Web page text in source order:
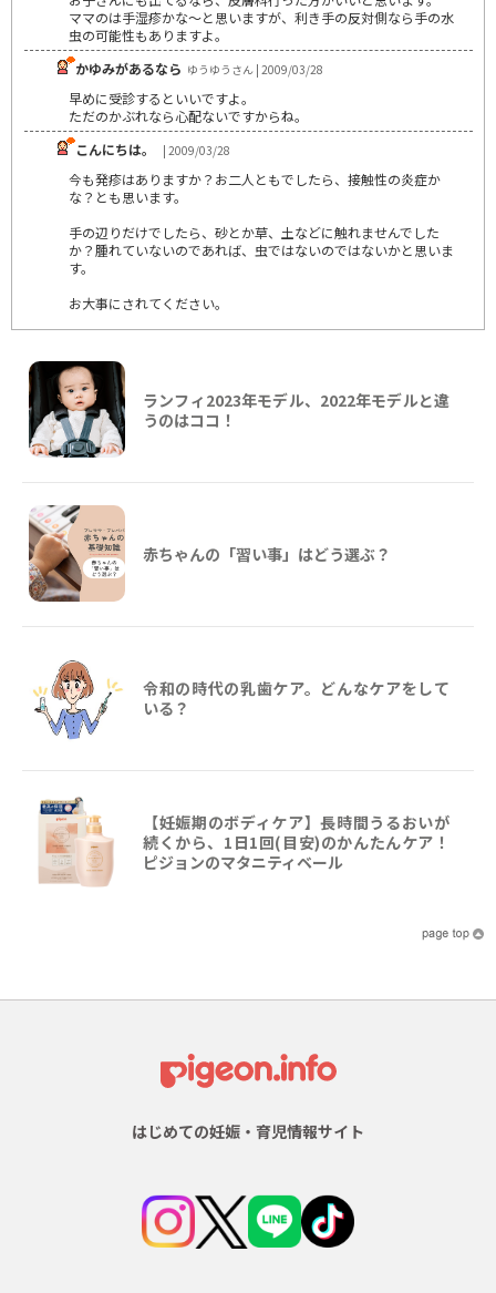
ママのは手湿疹かな～と思いますが、利き手の反対側なら手の水
虫の可能性もありますよ。
かゆみがあるなら ゆうゆうさん | 2009/03/28
早めに受診するといいですよ。
ただのかぶれなら心配ないですからね。
こんにちは。
| 2009/03/28
今も発疹はありますか？お二人ともでしたら、接触性の炎症か
な？とも思います。
手の辺りだけでしたら、砂とか草、土などに触れませんでした
か？腫れていないのであれば、虫ではないのではないかと思いま
す。
お大事にされてください。
ランフィ2023年モデル、2022年モデルと違
うのはココ！
赤ちゃんの「習い事」はどう選ぶ？
令和の時代の乳歯ケア。どんなケアをして
いる？
【妊娠期のボディケア】長時間うるおいが
続くから、1日1回(目安)のかんたんケア！
ピジョンのマタニティベール
はじめての妊娠・育児情報サイト